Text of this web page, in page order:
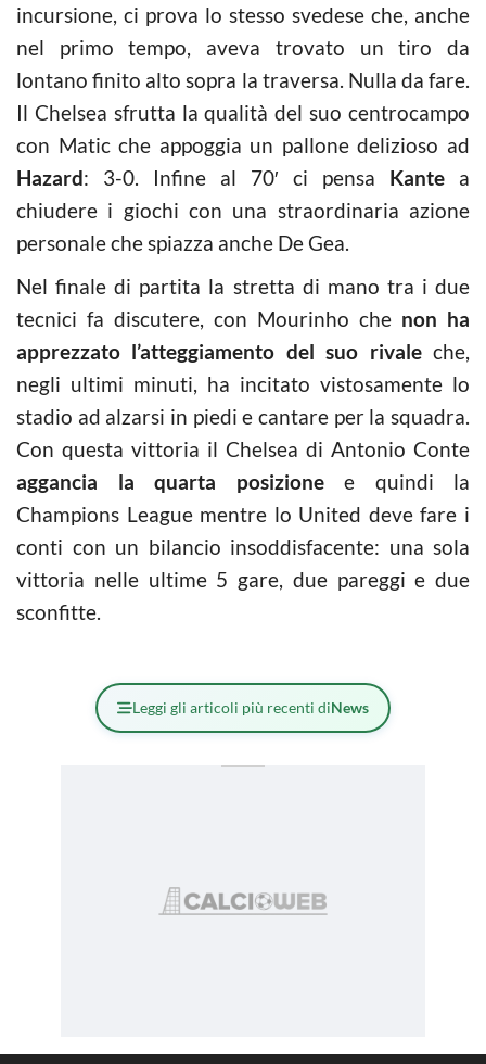
incursione, ci prova lo stesso svedese che, anche
nel primo tempo, aveva trovato un tiro da
lontano finito alto sopra la traversa. Nulla da fare.
Il Chelsea sfrutta la qualità del suo centrocampo
con Matic che appoggia un pallone delizioso ad
Hazard: 3-0. Infine al 70′ ci pensa Kante a
chiudere i giochi con una straordinaria azione
personale che spiazza anche De Gea.
Nel finale di partita la stretta di mano tra i due
tecnici fa discutere, con Mourinho che non ha
apprezzato l’atteggiamento del suo rivaleche,
negli ultimi minuti, ha incitato vistosamente lo
stadio ad alzarsi in piedi e cantare per la squadra.
Con questa vittoria il Chelsea di Antonio Conte
aggancia la quarta posizionee quindi la
Champions League mentre lo United deve fare i
conti con un bilancio insoddisfacente: una sola
vittoria nelle ultime 5 gare, due pareggi e due
sconfitte.
Leggi gli articoli più recenti diNews